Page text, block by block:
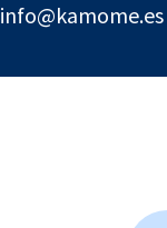
info@kamome.es